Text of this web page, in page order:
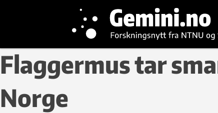
Flaggermus tar
Norge